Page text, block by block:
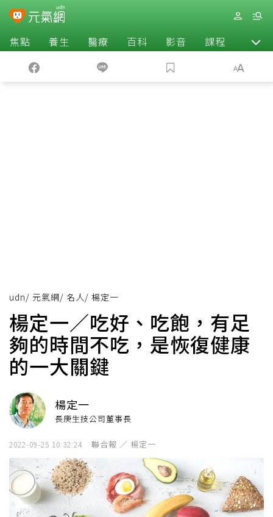
焦點 養生 醫療 百科 影音 課程 退休
udn/ 元氣網/ 名人/ 楊定一
楊定一／吃好、吃飽，有足
夠的時間不吃，是恢復健康
的一大關鍵
楊定一
長庚生技公司董事長
2022-09-25 10:32:24 聯合報 ／ 楊定一